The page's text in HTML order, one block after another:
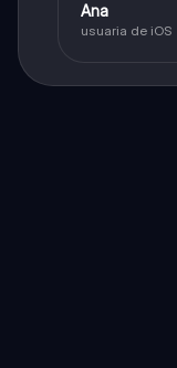
Ana
usuaria de iOS